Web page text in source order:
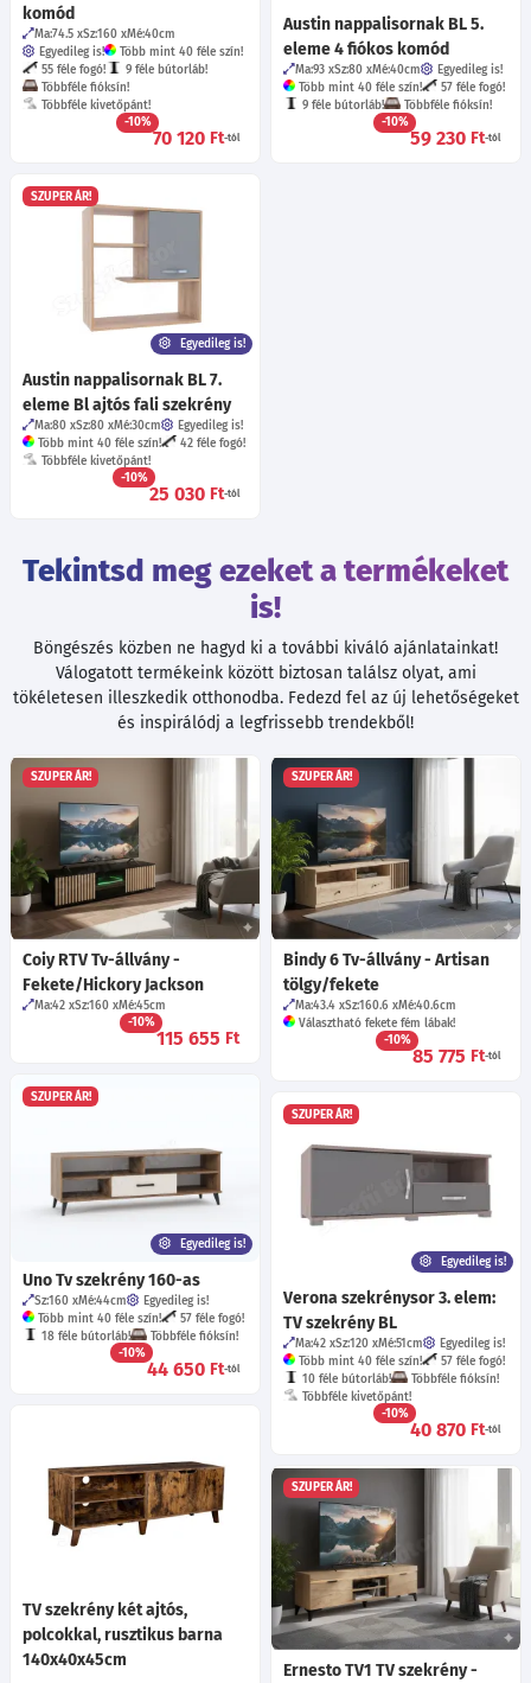
komód
Ma:74.5 Sz:160 Mé:40cm
Egyedileg is!
Több mint 40 féle szín!
55 féle fogó!
9 féle bútorláb!
Többféle fióksín!
Többféle kivetőpánt!
-10%
70 120 Ft-tól
Austin nappalisornak BL 5.
eleme 4 fiókos komód
Ma:93 Sz:80 Mé:40cm
Egyedileg is!
Több mint 40 féle szín!
57 féle fogó!
9 féle bútorláb!
Többféle fióksín!
-10%
59 230 Ft-tól
SZUPER ÁR!
Egyedileg is!
Austin nappalisornak BL 7.
eleme Bl ajtós fali szekrény
Ma:80 Sz:80 Mé:30cm
Egyedileg is!
Több mint 40 féle szín!
42 féle fogó!
Többféle kivetőpánt!
-10%
25 030 Ft-tól
Tekintsd meg ezeket a termékeket
is!
Böngészés közben ne hagyd ki a további kiváló ajánlatainkat!
Válogatott termékeink között biztosan találsz olyat, ami
tökéletesen illeszkedik otthonodba. Fedezd fel az új lehetőségeket
és inspirálódj a legfrissebb trendekből!
SZUPER ÁR!
Coiy RTV Tv-állvány -
Fekete/Hickory Jackson
Ma:42 Sz:160 Mé:45cm
-10%
115 655 Ft
SZUPER ÁR!
Bindy 6 Tv-állvány - Artisan
tölgy/fekete
Ma:43.4 Sz:160.6 Mé:40.6cm
Választható fekete fém lábak!
-10%
85 775 Ft-tól
SZUPER ÁR!
Egyedileg is!
Uno Tv szekrény 160-as
Sz:160 Mé:44cm
Egyedileg is!
Több mint 40 féle szín!
57 féle fogó!
18 féle bútorláb!
Többféle fióksín!
-10%
44 650 Ft-tól
SZUPER ÁR!
Egyedileg is!
Verona szekrénysor 3. elem:
TV szekrény BL
Ma:42 Sz:120 Mé:51cm
Egyedileg is!
Több mint 40 féle szín!
57 féle fogó!
10 féle bútorláb!
Többféle fióksín!
Többféle kivetőpánt!
-10%
40 870 Ft-tól
TV szekrény két ajtós,
polcokkal, rusztikus barna
140x40x45cm
SZUPER ÁR!
Ernesto TV1 TV szekrény -